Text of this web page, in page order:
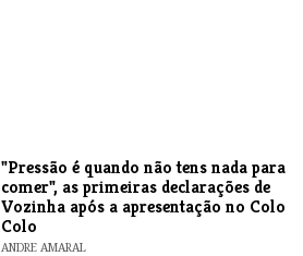
"Pressão é quando não tens nada para
comer", as primeiras declarações de
Vozinha após a apresentação no Colo
Colo
ANDRE AMARAL